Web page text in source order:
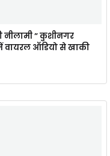
नीलामी ” कुशीनगर
वायरल ऑडियो से खाकी